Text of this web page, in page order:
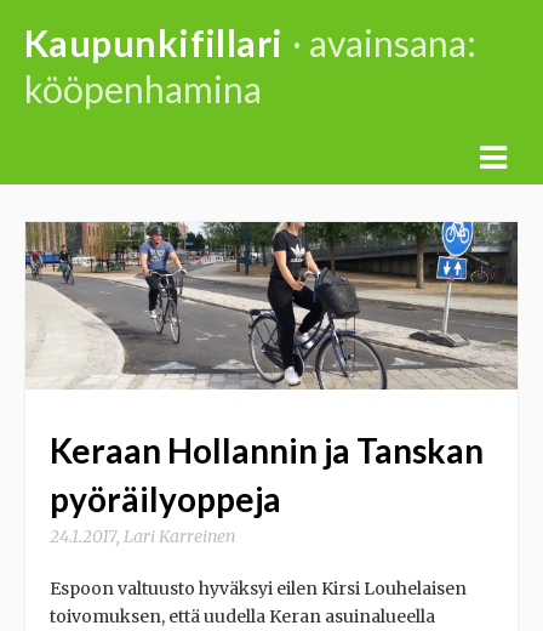
content
Kaupunkifillari · avainsana:
kööpenhamina
Keraan Hollannin ja Tanskan
pyöräilyoppeja
24.1.2017, Lari Karreinen
Espoon valtuusto hyväksyi eilen Kirsi Louhelaisen
toivomuksen, että uudella Keran asuinalueella